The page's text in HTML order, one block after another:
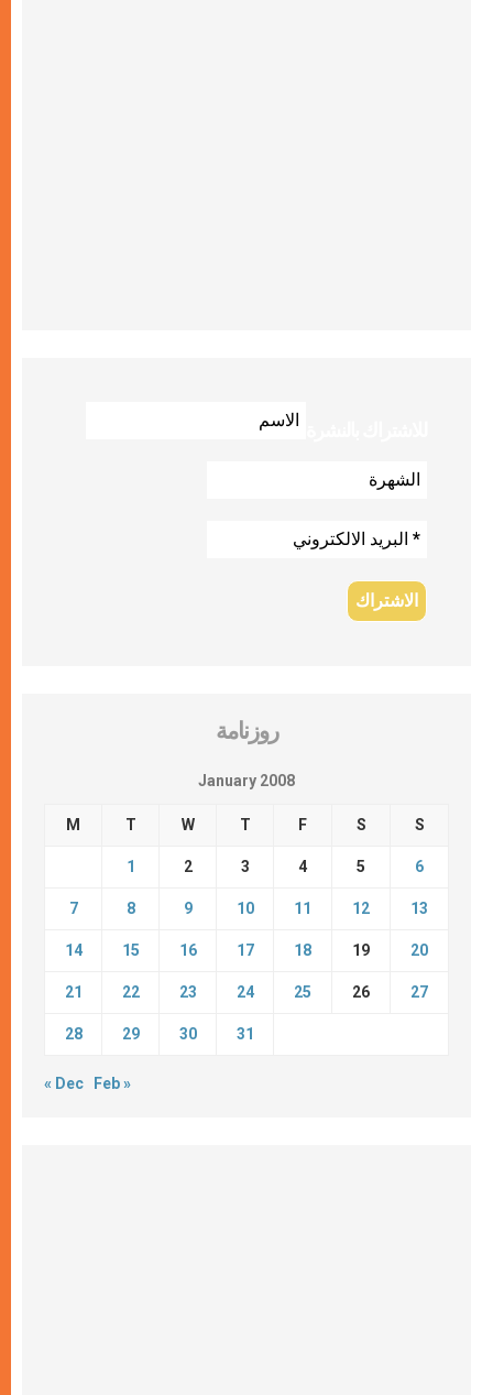
روزنامة
January 2008
M T W T F S S
1 2 3 4 5 6
7 8 9 10 11 12 13
14 15 16 17 18 19 20
21 22 23 24 25 26 27
28 29 30 31
« Dec Feb »